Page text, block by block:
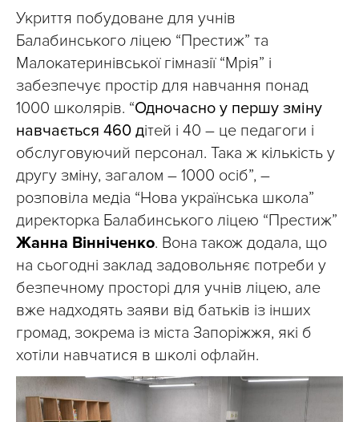
Укриття побудоване для учнів
Балабинського ліцею “Престиж” та
Малокатеринівської гімназії “Мрія” і
забезпечує простір для навчання понад
1000 школярів. “Одночасно у першу зміну
навчається 460 дітей і 40 – це педагоги і
обслуговуючий персонал. Така ж кількість у
другу зміну, загалом – 1000 осіб”, –
розповіла медіа “Нова українська школа”
директорка Балабинського ліцею “Престиж”
Жанна Вінніченко. Вона також додала, що
на сьогодні заклад задовольняє потреби у
безпечному просторі для учнів ліцею, але
вже надходять заяви від батьків із інших
громад, зокрема із міста Запоріжжя, які б
хотіли навчатися в школі офлайн.